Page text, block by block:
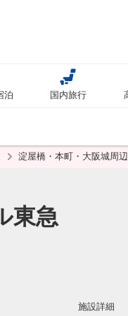
泊 国内旅行
淀屋橋・本町・大阪城周辺
東急
施設詳細